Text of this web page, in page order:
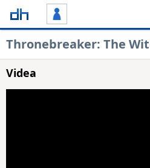
Thronebreaker: The
Videa